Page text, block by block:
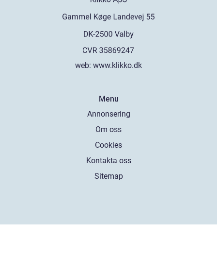
web: www.klikko.dk
Menu
Annonsering
Om oss
Cookies
Kontakta oss
Sitemap